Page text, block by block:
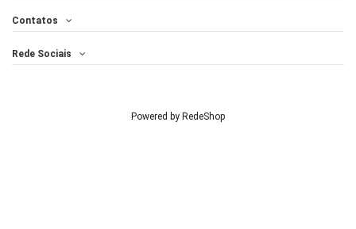
Contatos
Rede Sociais
Powered by RedeShop